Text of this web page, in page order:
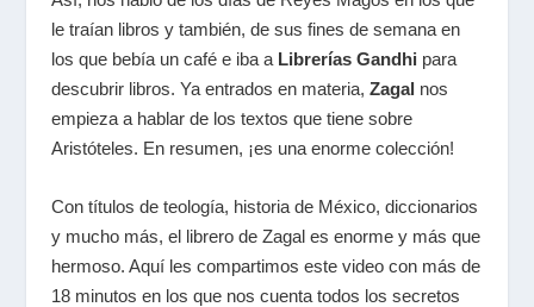
le traían libros y también, de sus fines de semana en
los que bebía un café e iba a Librerías Gandhi para
descubrir libros. Ya entrados en materia, Zagal nos
empieza a hablar de los textos que tiene sobre
Aristóteles. En resumen, ¡es una enorme colección!
Con títulos de teología, historia de México, diccionarios
y mucho más, el librero de Zagal es enorme y más que
hermoso. Aquí les compartimos este video con más de
18 minutos en los que nos cuenta todos los secretos